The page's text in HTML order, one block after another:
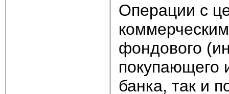
Операции с
фондового
покупающего
банка, так и